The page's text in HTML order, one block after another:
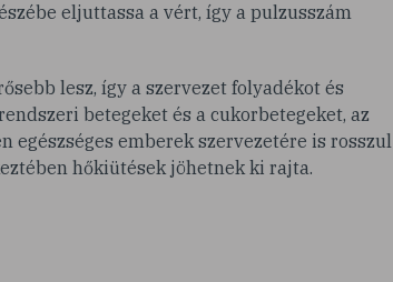
eljuttassa a vért, így a pulzusszám
lesz, így a szervezet folyadékot és
betegeket és a cukorbetegeket, az
egészséges emberek szervezetére is rosszul
hőkiütések jöhetnek ki rajta.